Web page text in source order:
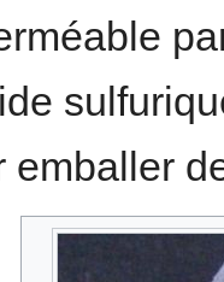
emballer